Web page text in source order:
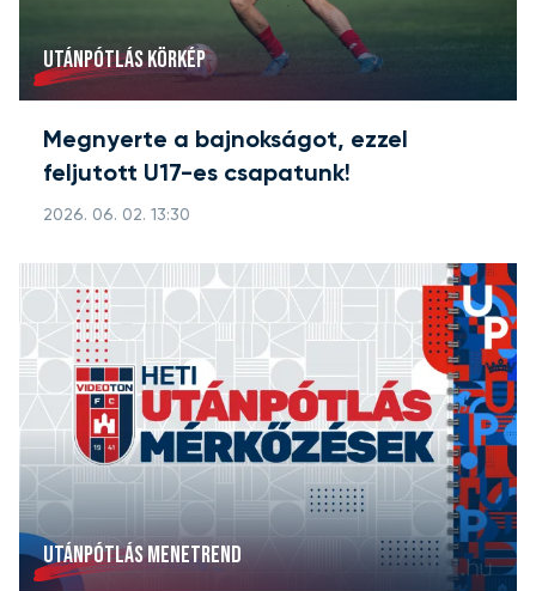
UTÁNPÓTLÁS KÖRKÉP
Megnyerte a bajnokságot, ezzel
feljutott U17-es csapatunk!
2026. 06. 02. 13:30
UTÁNPÓTLÁS MENETREND